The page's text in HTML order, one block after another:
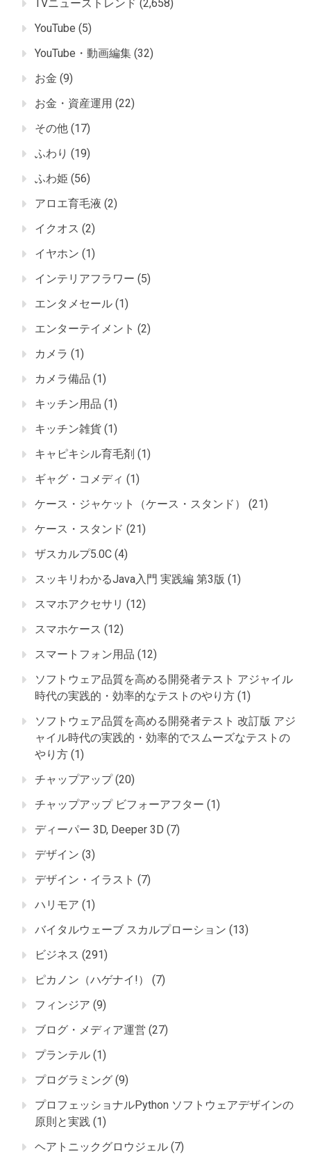
TVニューストレンド (2,658)
YouTube (5)
YouTube・動画編集 (32)
お金 (9)
お金・資産運用 (22)
その他 (17)
ふわり (19)
ふわ姫 (56)
アロエ育毛液 (2)
イクオス (2)
イヤホン (1)
インテリアフラワー (5)
エンタメセール (1)
エンターテイメント (2)
カメラ (1)
カメラ備品 (1)
キッチン用品 (1)
キッチン雑貨 (1)
キャピキシル育毛剤 (1)
ギャグ・コメディ (1)
ケース・ジャケット（ケース・スタンド）
(21)
ケース・スタンド (21)
ザスカルプ5.0C (4)
スッキリわかるJava入門 実践編 第3版 (1)
スマホアクセサリ (12)
スマホケース (12)
スマートフォン用品 (12)
ソフトウェア品質を高める開発者テスト アジャイル
時代の実践的・効率的なテストのやり方 (1)
ソフトウェア品質を高める開発者テスト 改訂版 アジ
ャイル時代の実践的・効率的でスムーズなテストの
やり方 (1)
チャップアップ(20)
チャップアップ ビフォーアフター (1)
ディーパー 3D, Deeper 3D (7)
デザイン (3)
デザイン・イラスト (7)
ハリモア (1)
バイタルウェーブ スカルプローション (13)
ビジネス (291)
ピカノン（ハゲナイ!）
(7)
フィンジア (9)
ブログ・メディア運営 (27)
プランテル (1)
プログラミング (9)
プロフェッショナルPython ソフトウェアデザインの
原則と実践 (1)
ヘアトニックグロウジェル (7)